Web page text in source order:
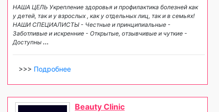
НАША ЦЕЛЬ Укрепление здоровья и профилактика болезней как
у детей, так и у взрослых , как у отдельных лиц, так и в семьях!
НАШИ СПЕЦИАЛИСТЫ - Честные и принципиальные -
Заботливые и искренние - Открытые, отзывчивые и чуткие -
Доступны ...
>>> Подробнее
Beauty Clinic